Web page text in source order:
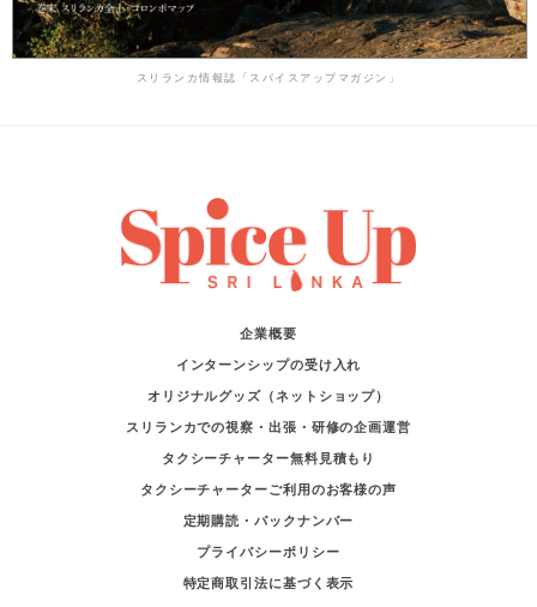
スリランカ情報誌「スパイスアップマガジン」
企業概要
インターンシップの受け入れ
オリジナルグッズ（ネットショップ）
スリランカでの視察・出張・研修の企画運営
タクシーチャーター無料見積もり
タクシーチャーターご利用のお客様の声
定期購読・バックナンバー
プライバシーポリシー
特定商取引法に基づく表示